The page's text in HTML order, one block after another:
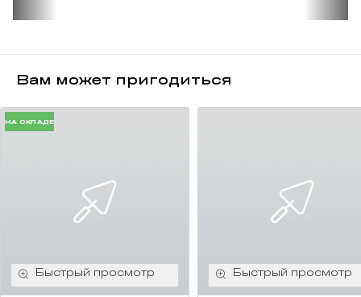
Вам может пригодиться
НА СКЛАДЕ